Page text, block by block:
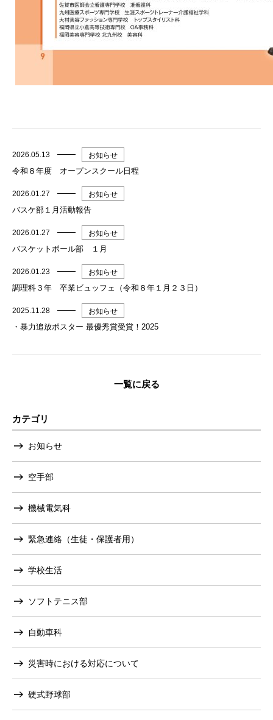
2026.05.13 お知らせ
令和８年度 オープンスクール日程
2026.01.27 お知らせ
バスケ部１月活動報告
2026.01.27 お知らせ
バスケットボール部 １月
2026.01.23 お知らせ
調理科３年 卒業ビュッフェ（令和８年１月２３日）
2025.11.28 お知らせ
・暴力追放ポスター 最優秀賞受賞！2025
一覧に戻る
カテゴリ
お知らせ
空手部
機械電気科
緊急連絡（生徒・保護者用）
学校生活
ソフトテニス部
自動車科
災害時における対応について
硬式野球部